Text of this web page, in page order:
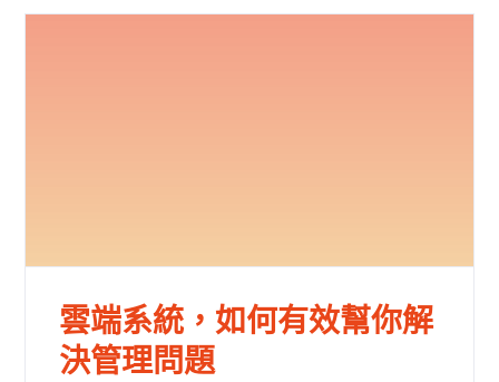
雲端系統，如何有效幫你解
決管理問題